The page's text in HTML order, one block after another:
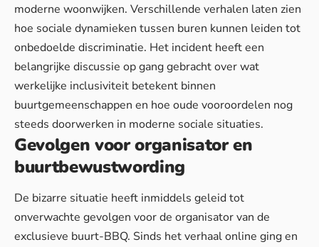
moderne woonwijken. Verschillende verhalen laten zien
hoe sociale dynamieken tussen buren kunnen leiden tot
onbedoelde discriminatie. Het incident heeft een
belangrijke discussie op gang gebracht over wat
werkelijke inclusiviteit betekent binnen
buurtgemeenschappen en hoe oude vooroordelen nog
steeds doorwerken in moderne sociale situaties.
Gevolgen voor organisator en
buurtbewustwording
De bizarre situatie heeft inmiddels geleid tot
onverwachte gevolgen voor de organisator van de
exclusieve buurt-BBQ. Sinds het verhaal online ging en